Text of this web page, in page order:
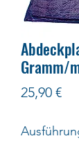
Gramm/
25,90 €